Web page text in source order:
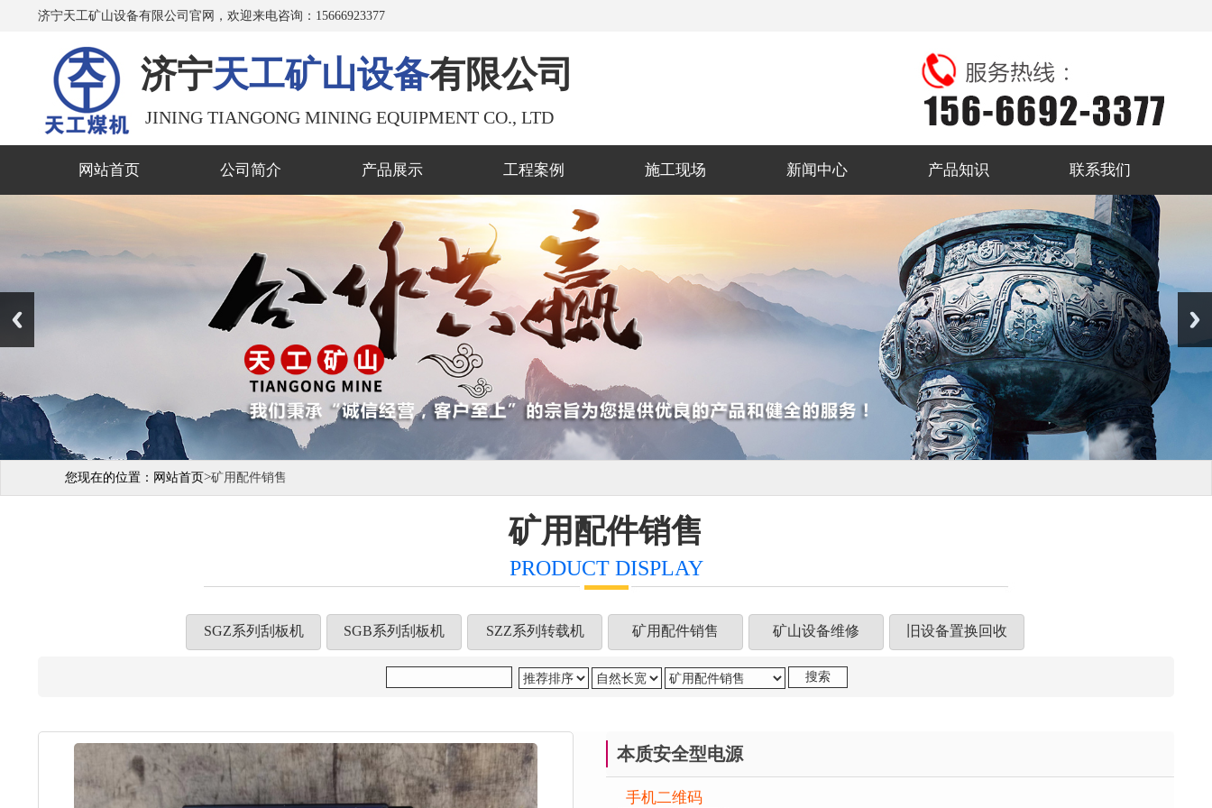
济宁天工矿山设备有限公司官网，欢迎来电咨询：15666923377
济宁天工矿山设备有限公司
JINING TIANGONG MINING EQUIPMENT CO., LTD
网站首页 公司简介 产品展示 工程案例 施工现场 新闻中心 产品知识 联系我们
您现在的位置： 网站首页>矿用配件销售
矿用配件销售
PRODUCT DISPLAY
SGZ系列刮板机 SGB系列刮板机 SZZ系列转载机 矿用配件销售 矿山设备维修 旧设备置换回收
本质安全型电源
手机二维码